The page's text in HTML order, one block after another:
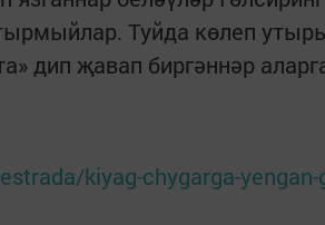
Туйда көлеп
дип җавап биргәннәр
kiyag-chygarga-yengan-